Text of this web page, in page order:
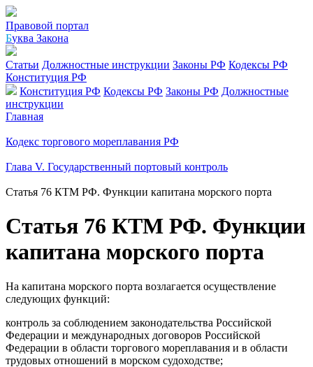
Правовой портал
Буква Закона
Статьи Должностные инструкции Законы РФ Кодексы РФ
Конституция РФ
Конституция РФ Кодексы РФ Законы РФ Должностные
инструкции
Главная
Кодекс торгового мореплавания РФ
Глава V. Государственный портовый контроль
Статья 76 КТМ РФ. Функции капитана морского порта
Статья 76 КТМ РФ. Функции
капитана морского порта
На капитана морского порта возлагается осуществление
следующих функций:
контроль за соблюдением законодательства Российской
Федерации и международных договоров Российской
Федерации в области торгового мореплавания и в области
трудовых отношений в морском судоходстве;